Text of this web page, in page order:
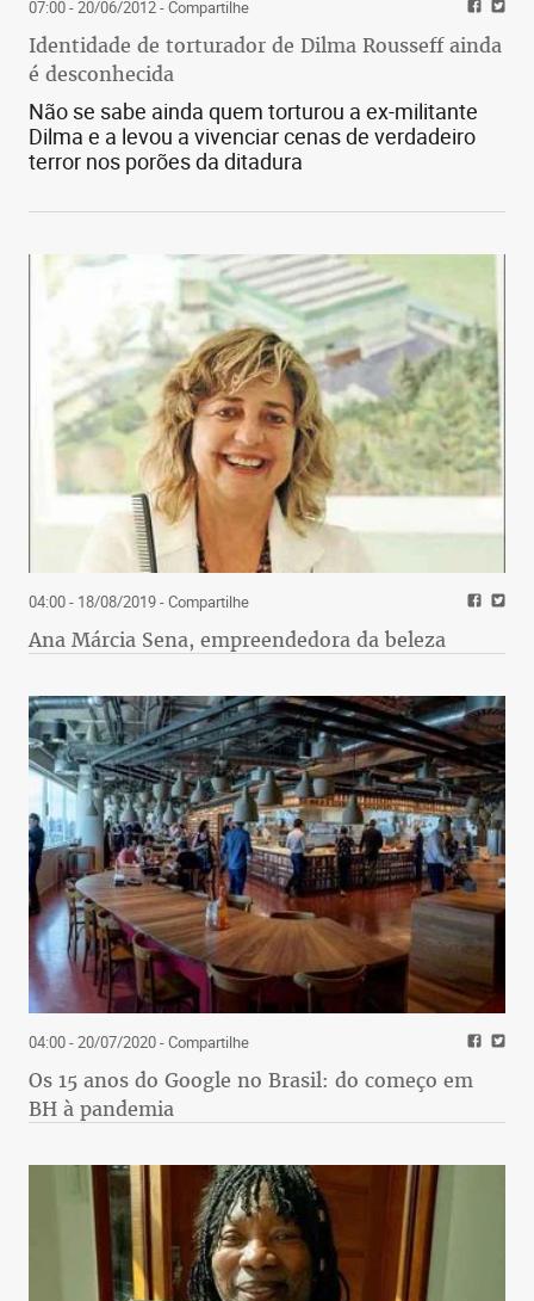
07:00 - 20/06/2012- Compartilhe
Identidade de torturador de Dilma Rousseff ainda
é desconhecida
Não se sabe ainda quem torturou a ex-militante
Dilma e a levou a vivenciar cenas de verdadeiro
terror nos porões da ditadura
04:00 - 18/08/2019- Compartilhe
Ana Márcia Sena, empreendedora da beleza
04:00 - 20/07/2020- Compartilhe
Os 15 anos do Google no Brasil: do começo em
BH à pandemia